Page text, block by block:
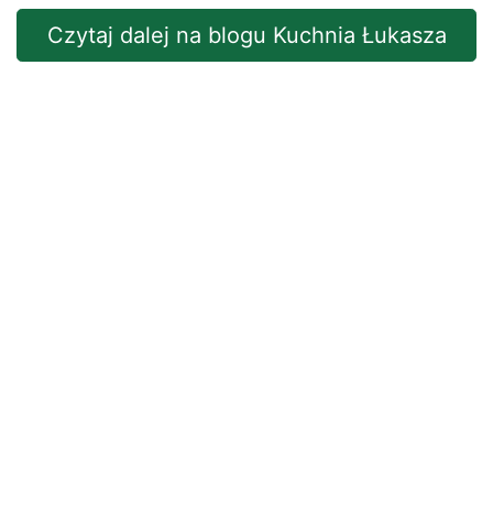
Czytaj dalej na blogu Kuchnia Łukasza